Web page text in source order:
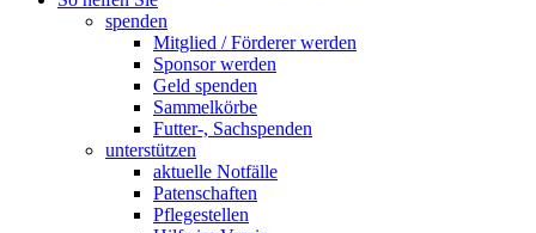
spenden
Mitglied / Förderer werden
Sponsor werden
Geld spenden
Sammelkörbe
Futter-, Sachspenden
unterstützen
aktuelle Notfälle
Patenschaften
Pflegestellen